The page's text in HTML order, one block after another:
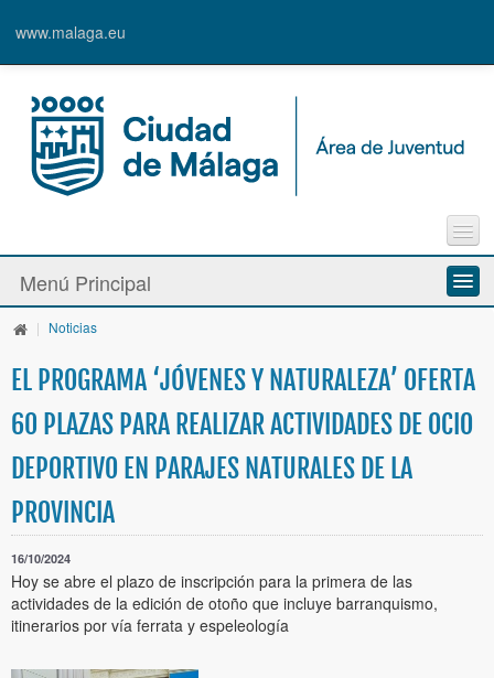
www.malaga.eu
Agenda
Contacto
Alta de Usuari@
Menú Principal
Información y Recursos
Actividades y Programas
La Caja Blanca
Ayudas y Premios
| Noticias
EL PROGRAMA ‘JÓVENES Y NATURALEZA’ OFERTA
60 PLAZAS PARA REALIZAR ACTIVIDADES DE OCIO
DEPORTIVO EN PARAJES NATURALES DE LA
PROVINCIA
16/10/2024
Hoy se abre el plazo de inscripción para la primera de las
actividades de la edición de otoño que incluye barranquismo,
itinerarios por vía ferrata y espeleología